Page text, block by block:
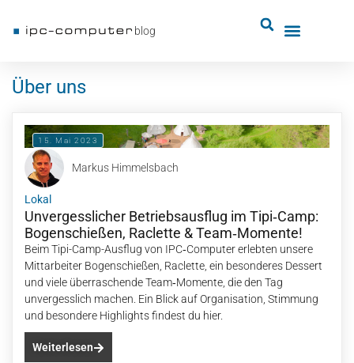
blog
Über uns
15. Mai 2023
Markus Himmelsbach
Lokal
Unvergesslicher Betriebsausflug im Tipi‑Camp:
Bogenschießen, Raclette & Team‑Momente!
Beim Tipi-Camp-Ausflug von IPC‑Computer erlebten unsere
Mittarbeiter Bogenschießen, Raclette, ein besonderes Dessert
und viele überraschende Team‑Momente, die den Tag
unvergesslich machen. Ein Blick auf Organisation, Stimmung
und besondere Highlights findest du hier.
Weiterlesen